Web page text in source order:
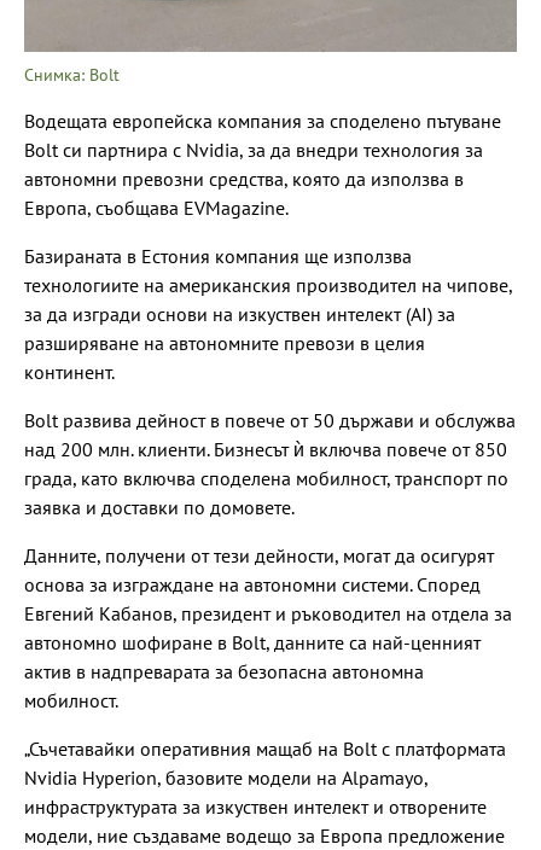
Снимка: Bolt
Водещата европейска компания за споделено пътуване
Bolt си партнира с Nvidia, за да внедри технология за
автономни превозни средства, която да използва в
Европа, съобщава EVMagazine.
Базираната в Естония компания ще използва
технологиите на американския производител на чипове,
за да изгради основи на изкуствен интелект (AI) за
разширяване на автономните превози в целия
континент.
Bolt развива дейност в повече от 50 държави и обслужва
над 200 млн. клиенти. Бизнесът ѝ включва повече от 850
града, като включва споделена мобилност, транспорт по
заявка и доставки по домовете.
Данните, получени от тези дейности, могат да осигурят
основа за изграждане на автономни системи. Според
Евгений Кабанов, президент и ръководител на отдела за
автономно шофиране в Bolt, данните са най-ценният
актив в надпреварата за безопасна автономна
мобилност.
„Съчетавайки оперативния мащаб на Bolt с платформата
Nvidia Hyperion, базовите модели на Alpamayo,
инфраструктурата за изкуствен интелект и отворените
модели, ние създаваме водещо за Европа предложение